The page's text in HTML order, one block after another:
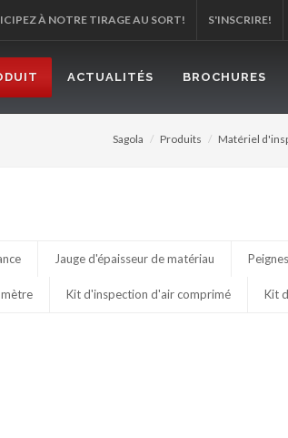
À NOTRE TIRAGE AU SORT! S'INSCRIRE!
ACTUALITÉS BROCHURES
Sagola Produits Matériel
Jauge d'épaisseur de matériau
Kit d'inspection d'air comprimé Kit